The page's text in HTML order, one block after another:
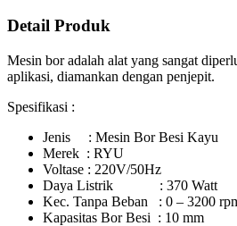
Detail Produk
Mesin bor adalah alat yang sangat
aplikasi, diamankan dengan penjepit.
Spesifikasi :
Jenis : Mesin Bor Besi Kayu
Merek : RYU
Voltase : 220V/50Hz
Daya Listrik : 370 Watt
Kec. Tanpa Beban : 0 – 3200
Kapasitas Bor Besi : 10 mm